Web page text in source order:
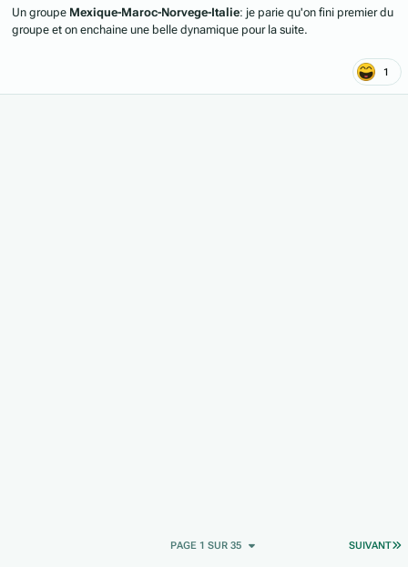
Un groupe Mexique-Maroc-Norvege-Italie: je parie qu'on fini premier du
groupe et on enchaine une belle dynamique pour la suite.
1
SUIVANT
PAGE 1 SUR 35